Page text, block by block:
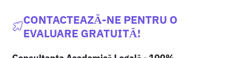
CONTACTEAZĂ-NE PENTRU O
EVALUARE GRATUITĂ!